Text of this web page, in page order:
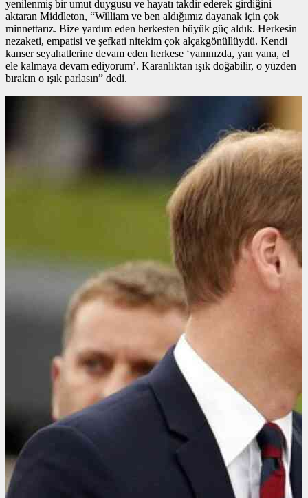
yenilenmiş bir umut duygusu ve hayatı takdir ederek girdiğini
aktaran Middleton, “William ve ben aldığımız dayanak için çok
minnettarız. Bize yardım eden herkesten büyük güç aldık. Herkesin
nezaketi, empatisi ve şefkati nitekim çok alçakgönüllüydü. Kendi
kanser seyahatlerine devam eden herkese ‘yanınızda, yan yana, el
ele kalmaya devam ediyorum’. Karanlıktan ışık doğabilir, o yüzden
bırakın o ışık parlasın” dedi.